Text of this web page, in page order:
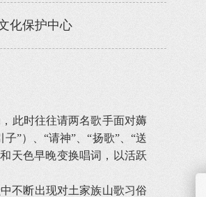
化保护中心
此时往往请两名歌手面对薅
”）、“请神”、“扬歌”、“送
天色早晚变换唱词，以活跃
不断出现对土家族山歌习俗